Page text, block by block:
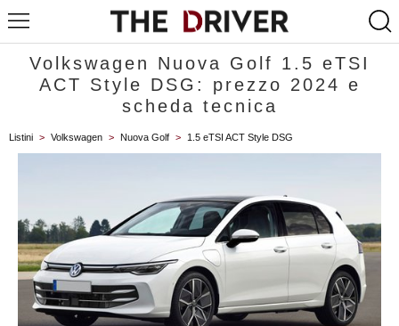
Volkswagen Nuova Golf 1.5 eTSI
ACT Style DSG: prezzo 2024 e
scheda tecnica
Listini > Volkswagen > Nuova Golf > 1.5 eTSI ACT Style DSG